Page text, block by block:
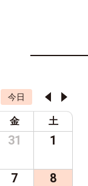
今日
金 土
31 1
7 8